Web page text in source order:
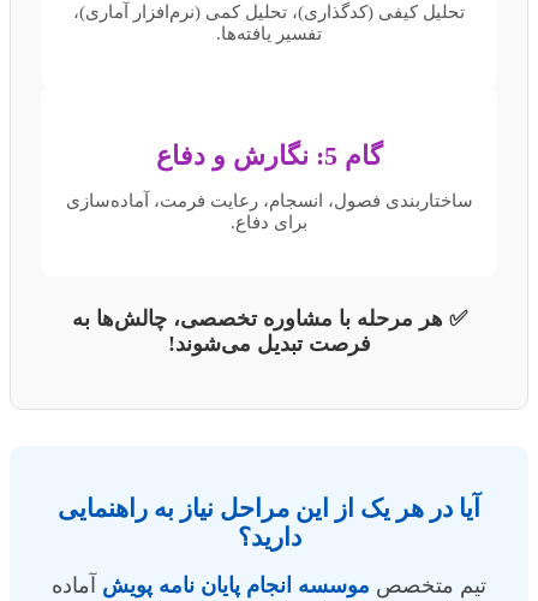
تحلیل کیفی (کدگذاری)، تحلیل کمی (نرم‌افزار آماری)،
تفسیر یافته‌ها.
گام 5: نگارش و دفاع
ساختاربندی فصول، انسجام، رعایت فرمت، آماده‌سازی
برای دفاع.
✅ هر مرحله با مشاوره تخصصی، چالش‌ها به
فرصت تبدیل می‌شوند!
آیا در هر یک از این مراحل نیاز به راهنمایی
دارید؟
تیم متخصص موسسه انجام پایان نامه پویش آماده